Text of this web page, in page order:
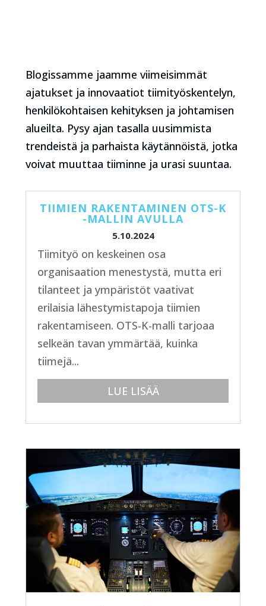
Blogissamme jaamme viimeisimmät
ajatukset ja innovaatiot tiimityöskentelyn,
henkilökohtaisen kehityksen ja johtamisen
alueilta. Pysy ajan tasalla uusimmista
trendeistä ja parhaista käytännöistä, jotka
voivat muuttaa tiiminne ja urasi suuntaa.
TIIMIEN RAKENTAMINEN OTS-K
-MALLIN AVULLA
5.10.2024
Tiimityö on keskeinen osa
organisaation menestystä, mutta eri
tilanteet ja ympäristöt vaativat
erilaisia lähestymistapoja tiimien
rakentamiseen. OTS-K-malli tarjoaa
selkeän tavan ymmärtää, kuinka
tiimejä...
LUE LISÄÄ